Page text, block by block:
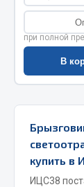
Весь раздел
Система
Сцепление
при полной
В
купить в
ИЦС38